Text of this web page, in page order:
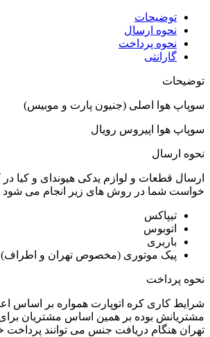
توضیحات
نحوه ارسال
نحوه پرداخت
گارانتی
توضیحات
سوپاپ هوا اصلی (جنیون پارت و موبیس)
سوپاپ هوا اپیروس رویال
نحوه ارسال
ارسال قطعات و لوازم یدکی هیوندای و کیا
خواست شما در روش های زیر انجام می شود
تیپاکس
اتوبوس
باربری
پیک موتوری (مخصوص تهران و اطراف)
نحوه پرداخت
شرایط کاری کره اتوپارت همواره بر اساس
مشتریانش بوده بر همین اساس مشتریان
تهران هنگام دریافت جنس می توانند پرداخت